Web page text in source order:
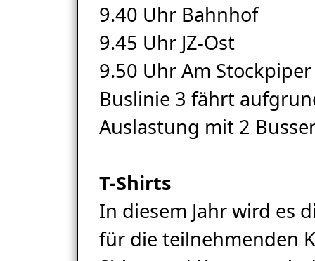
9.40 Uhr Bahnhof
9.45 Uhr JZ-Ost
9.50 Uhr Am Stockpiper
Buslinie 3 fährt
Auslastung mit 2
T-Shirts
In diesem Jahr wird es
für die teilnehmenden